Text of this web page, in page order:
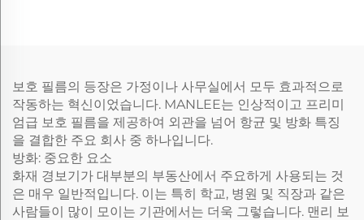
보호 필름의 등장은 가정이나 사무실에서 모두 효과적으로
작동하는 혁신이었습니다. MANLEE는 인상적이고 프리미
엄급 보호 필름을 제공하여 외관을 넘어 항균 및 방화 특징
을 결합한 주요 회사 중 하나입니다.
방화: 중요한 요소
화재 경보기가 대부분의 부동산에서 주요하게 사용되는 것
은 매우 일반적입니다. 이는 특히 학교, 병원 및 직장과 같은
사람들이 많이 모이는 기관에서는 더욱 그렇습니다. 맨리 보